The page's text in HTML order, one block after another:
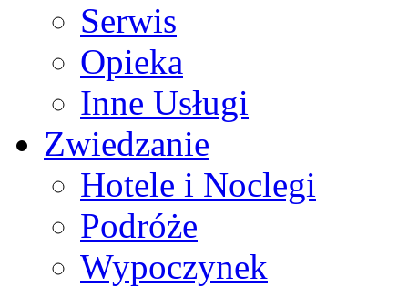
Serwis
Opieka
Inne Usługi
Zwiedzanie
Hotele i Noclegi
Podróże
Wypoczynek